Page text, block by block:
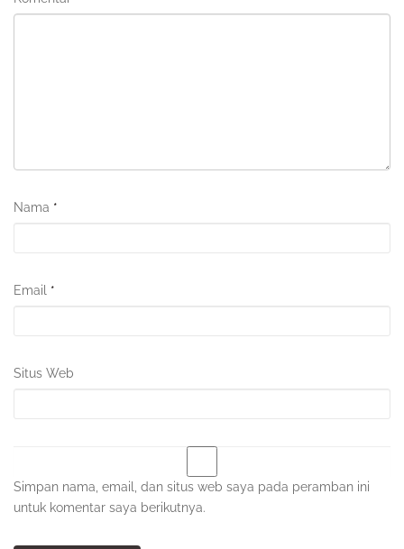
Nama *
Email *
Situs Web
Simpan nama, email, dan situs web saya pada peramban ini
untuk komentar saya berikutnya.